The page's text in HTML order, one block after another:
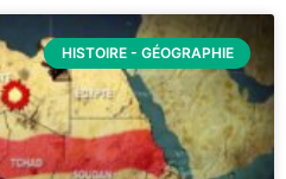
HISTOIRE - GÉOGRAPHIE